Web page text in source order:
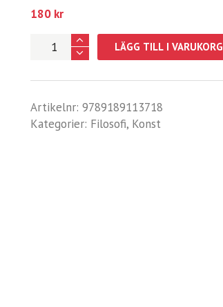
180 kr
LÄGG TILL I VARUKORG
Artikelnr: 9789189113718
Kategorier: Filosofi, Konst